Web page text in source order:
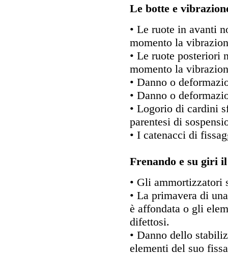
Le botte e
• Le ruote in avanti
momento la
• Le ruote posteriori
momento la
• Danno o
• Danno o
• Logorio di cardini
parentesi di
• I catenacci di
Frenando e su giri
• Gli ammortizzatori
• La primavera di
è affondata o gli
difettosi.
• Danno dello
elementi del suo